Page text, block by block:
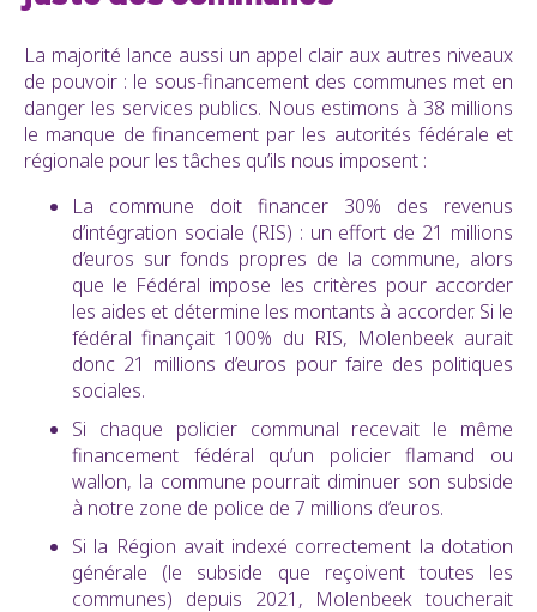
La majorité lance aussi un appel clair aux autres niveaux
de pouvoir : le sous-financement des communes met en
danger les services publics. Nous estimons à 38 millions
le manque de financement par les autorités fédérale et
régionale pour les tâches qu’ils nous imposent :
La commune doit financer 30% des revenus
d’intégration sociale (RIS) : un effort de 21 millions
d’euros sur fonds propres de la commune, alors
que le Fédéral impose les critères pour accorder
les aides et détermine les montants à accorder. Si le
fédéral finançait 100% du RIS, Molenbeek aurait
donc 21 millions d’euros pour faire des politiques
sociales.
Si chaque policier communal recevait le même
financement fédéral qu’un policier flamand ou
wallon, la commune pourrait diminuer son subside
à notre zone de police de 7 millions d’euros.
Si la Région avait indexé correctement la dotation
générale (le subside que reçoivent toutes les
communes) depuis 2021, Molenbeek toucherait